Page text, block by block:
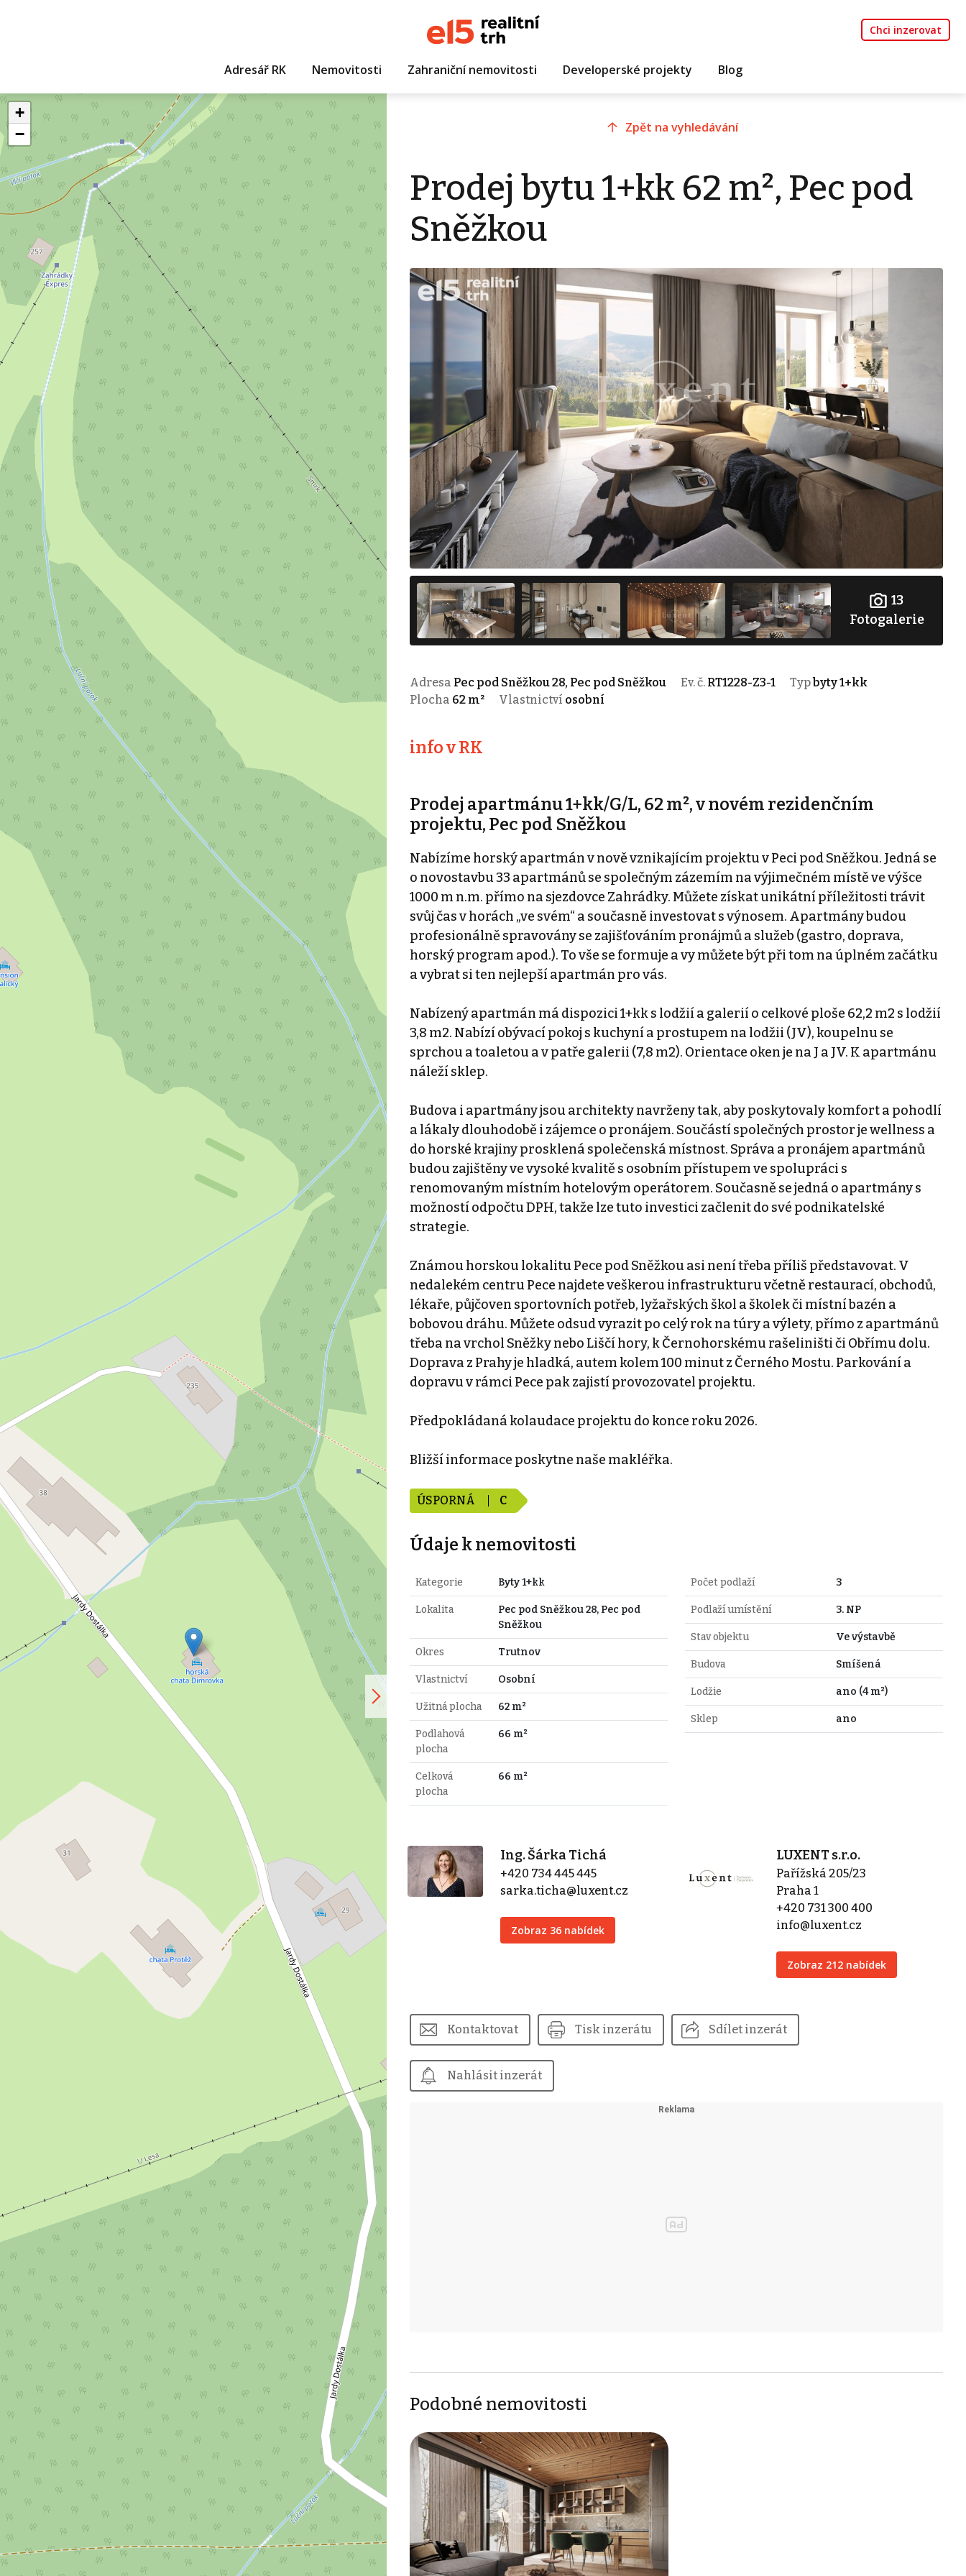
Chci inzerovat
Adresář RK Nemovitosti Zahraniční nemovitosti Developerské projekty Blog
+
−
Zpět na vyhledávání
Prodej bytu 1+kk 62 m², Pec pod
Sněžkou
13
Fotogalerie
Adresa Pec pod Sněžkou 28, Pec pod Sněžkou Ev. č. RT1228-Z3-1 Typbyty 1+kk
Plocha 62 m² Vlastnictví osobní
info v RK
Prodej apartmánu 1+kk/G/L, 62 m², v novém rezidenčním
projektu, Pec pod Sněžkou
Nabízíme horský apartmán v nově vznikajícím projektu v Peci pod Sněžkou. Jedná se
o novostavbu 33 apartmánů se společným zázemím na výjimečném místě ve výšce
1000 m n.m. přímo na sjezdovce Zahrádky. Můžete získat unikátní příležitosti trávit
svůj čas v horách „ve svém“ a současně investovat s výnosem. Apartmány budou
profesionálně spravovány se zajišťováním pronájmů a služeb (gastro, doprava,
horský program apod.). To vše se formuje a vy můžete být při tom na úplném začátku
a vybrat si ten nejlepší apartmán pro vás.
Nabízený apartmán má dispozici 1+kk s lodžií a galerií o celkové ploše 62,2 m2 s lodžií
3,8 m2. Nabízí obývací pokoj s kuchyní a prostupem na lodžii (JV), koupelnu se
sprchou a toaletou a v patře galerii (7,8 m2). Orientace oken je na J a JV. K apartmánu
náleží sklep.
Budova i apartmány jsou architekty navrženy tak, aby poskytovaly komfort a pohodlí
a lákaly dlouhodobě i zájemce o pronájem. Součástí společných prostor je wellness a
do horské krajiny prosklená společenská místnost. Správa a pronájem apartmánů
budou zajištěny ve vysoké kvalitě s osobním přístupem ve spolupráci s
renomovaným místním hotelovým operátorem. Současně se jedná o apartmány s
možností odpočtu DPH, takže lze tuto investici začlenit do své podnikatelské
strategie.
Známou horskou lokalitu Pece pod Sněžkou asi není třeba příliš představovat. V
nedalekém centru Pece najdete veškerou infrastrukturu včetně restaurací, obchodů,
lékaře, půjčoven sportovních potřeb, lyžařských škol a školek či místní bazén a
bobovou dráhu. Můžete odsud vyrazit po celý rok na túry a výlety, přímo z apartmánů
třeba na vrchol Sněžky nebo Liščí hory, k Černohorskému rašeliništi či Obřímu dolu.
Doprava z Prahy je hladká, autem kolem 100 minut z Černého Mostu. Parkování a
dopravu v rámci Pece pak zajistí provozovatel projektu.
Předpokládaná kolaudace projektu do konce roku 2026.
Bližší informace poskytne naše makléřka.
ÚSPORNÁ C
Údaje k nemovitosti
Kategorie Byty 1+kk
Lokalita
Pec pod Sněžkou 28, Pec pod
Sněžkou
Okres Trutnov
Vlastnictví Osobní
Užitná plocha 62 m²
Podlahová
plocha
66 m²
Celková
plocha
66 m²
Počet podlaží 3
Podlaží umístění 3. NP
Stav objektu Ve výstavbě
Budova Smíšená
Lodžie ano (4 m²)
Sklep ano
Ing. Šárka Tichá
+420 734 445 445
sarka.ticha@luxent.cz
Zobraz 36 nabídek
LUXENT s.r.o.
Pařížská 205/23
Praha 1
+420 731 300 400
info@luxent.cz
Zobraz 212 nabídek
Kontaktovat Tisk inzerátu Sdílet inzerát
Nahlásit inzerát
Podobné nemovitosti